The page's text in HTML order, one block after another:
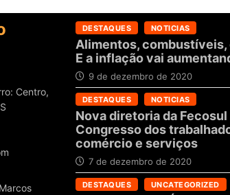
Centro,
DESTAQUES NOTICIAS
Alimentos, combustíveis,
E a inflação vai
9 de dezembro de 2020
DESTAQUES NOTICIAS
Nova diretoria da
Congresso dos
comércio e serviços
7 de dezembro de 2020
DESTAQUES UNCATEGORIZED